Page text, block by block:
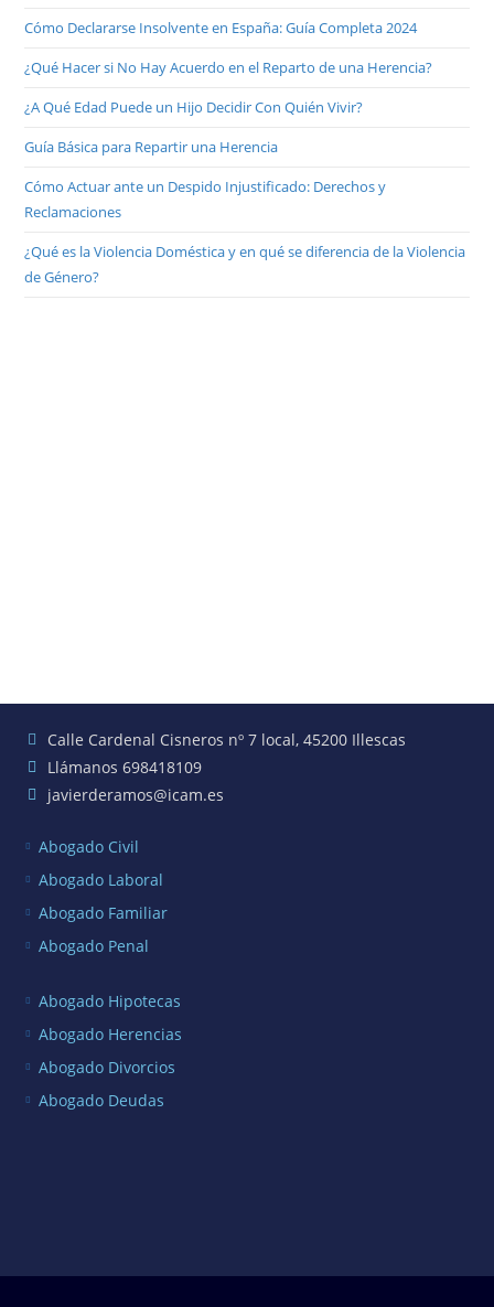
Cómo Declararse Insolvente en España: Guía Completa 2024
¿Qué Hacer si No Hay Acuerdo en el Reparto de una Herencia?
¿A Qué Edad Puede un Hijo Decidir Con Quién Vivir?
Guía Básica para Repartir una Herencia
Cómo Actuar ante un Despido Injustificado: Derechos y
Reclamaciones
¿Qué es la Violencia Doméstica y en qué se diferencia de la Violencia
de Género?
Calle Cardenal Cisneros nº 7 local, 45200 Illescas
Llámanos 698418109
javierderamos@icam.es
Abogado Civil
Abogado Laboral
Abogado Familiar
Abogado Penal
Abogado Hipotecas
Abogado Herencias
Abogado Divorcios
Abogado Deudas